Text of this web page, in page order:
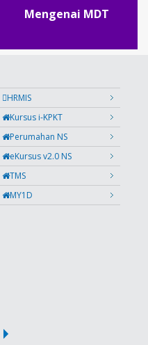
Mengenai MDT
HRMIS
Kursus i-KPKT
Perumahan NS
eKursus v2.0 NS
TMS
MY1D